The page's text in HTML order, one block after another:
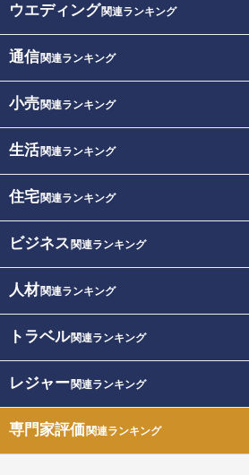
ウエディング関連ランキング
通信関連ランキング
小売関連ランキング
生活関連ランキング
住宅関連ランキング
ビジネス 関連ランキング
人材関連ランキング
トラベル関連ランキング
レジャー関連ランキング
専門家評価関連ランキング